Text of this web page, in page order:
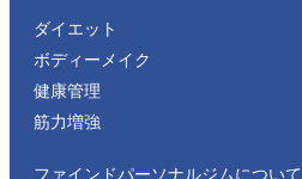
ダイエット
ボディーメイク
健康管理
筋力増強
ファインドパーソナルジムについて